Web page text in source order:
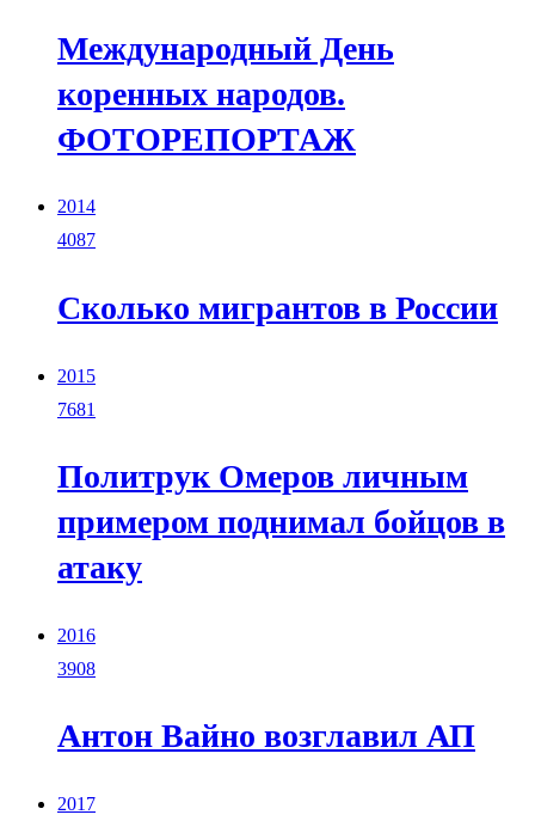
Международный День
коренных народов.
ФОТОРЕПОРТАЖ
2014
4087
Сколько мигрантов в России
2015
7681
Политрук Омеров личным
примером поднимал бойцов в
атаку
2016
3908
Антон Вайно возглавил АП
2017